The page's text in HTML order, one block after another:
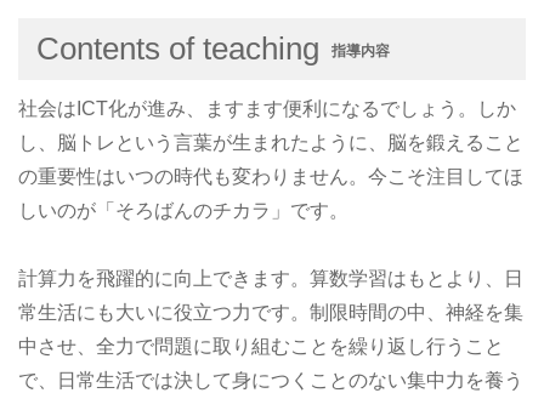
Contents of teaching 指導内容
社会はICT化が進み、ますます便利になるでしょう。しか
し、脳トレという言葉が生まれたように、脳を鍛えること
の重要性はいつの時代も変わりません。今こそ注目してほ
しいのが「そろばんのチカラ」です。
計算力を飛躍的に向上できます。算数学習はもとより、日
常生活にも大いに役立つ力です。制限時間の中、神経を集
中させ、全力で問題に取り組むことを繰り返し行うこと
で、日常生活では決して身につくことのない集中力を養う